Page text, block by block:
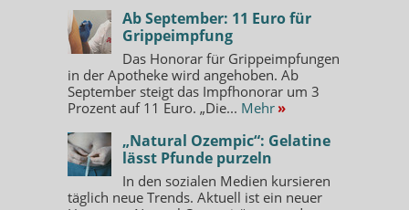
Ab September: 11 Euro für
Grippeimpfung
Das Honorar für Grippeimpfungen
in der Apotheke wird angehoben. Ab
September steigt das Impfhonorar um 3
Prozent auf 11 Euro. „Die... Mehr »
„Natural Ozempic“: Gelatine
lässt Pfunde purzeln
In den sozialen Medien kursieren
täglich neue Trends. Aktuell ist ein neuer